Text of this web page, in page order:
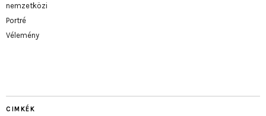
nemzetközi
Portré
Vélemény
CIMKÉK